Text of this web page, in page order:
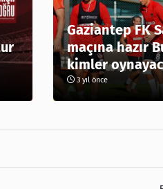
Gaziantep FK
maçına hazır
kimler
3 yıl önce